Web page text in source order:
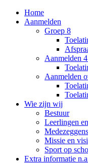
Home
Aanmelden
Groep 8
Aanmelden
Aanmelden
Wie zijn wij
Bestuur
Leerlingen
Missie en
Sport op
Extra informatie